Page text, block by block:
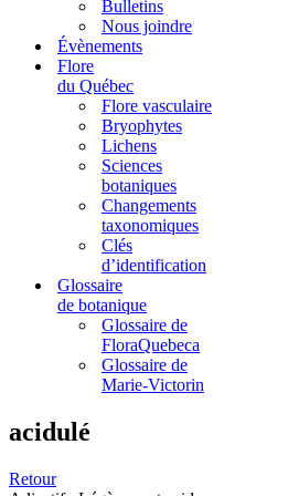
Bulletins
Nous joindre
Évènements
Flore
du Québec
Flore vasculaire
Bryophytes
Lichens
Sciences
botaniques
Changements
taxonomiques
Clés
d’identification
Glossaire
de botanique
Glossaire de
FloraQuebeca
Glossaire de
Marie-Victorin
acidulé
Retour